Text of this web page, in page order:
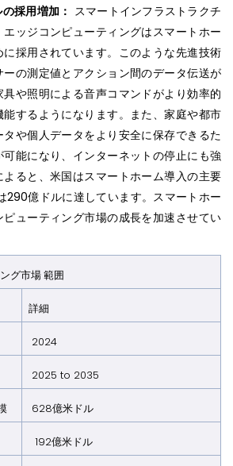
採用増加： スマートインフラストラクチ
ッジコンピューティングはスマートホー
採用されています。このような先進技術
の測定値とアクション間のデータ伝送が
や照明による音声コマンドがより効率的
するようになります。また、家庭や都市
や個人データをより安全に保存できるた
能になり、インターネットの停止にも強
よると、米国はスマートホーム導入の主要
290億ドルに達しています。スマートホー
ューティング市場の成長を加速させてい
グ市場 範囲
詳細
2024
2025 to 2035
628億米ドル
192億米ドル